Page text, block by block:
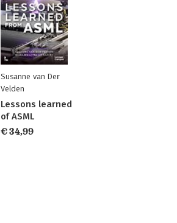
Susanne van Der
Velden
Lessons learned
of ASML
€ 34,99